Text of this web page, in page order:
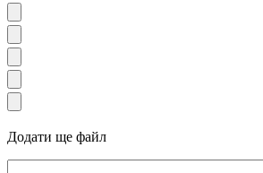
Додати ще файл